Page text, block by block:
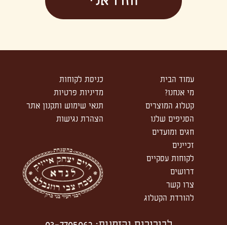
עמוד הבית
מי אנחנו?
קטלוג המוצרים
הסניפים שלנו
חגים ומועדים
זכיינים
לקוחות עסקיים
דרושים
צרו קשר
להורדת הקטלוג
כניסת לקוחות
מדיניות פרטיות
תנאי שימוש ותקנון אתר
הצהרת נגישות